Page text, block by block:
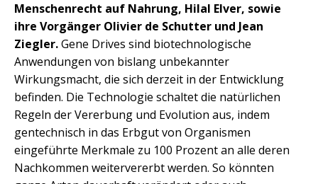
Menschenrecht auf Nahrung, Hilal Elver, sowie
ihre Vorgänger Olivier de Schutter und Jean
Ziegler.Gene Drives sind biotechnolo­gi­sche
Anwendungen von bislang unbekannter
Wirkungsmacht, die sich derzeit in der Ent­wicklung
befinden. Die Technologie schaltet die natürlichen
Regeln der Vererbung und Evolution aus, indem
gentechnisch in das Erbgut von Organismen
eingeführte Merkmale zu 100 Prozent an alle deren
Nachkommen weitervererbt werden. So könnten